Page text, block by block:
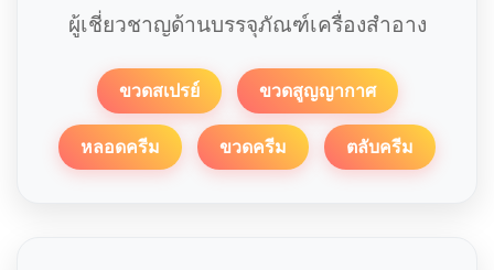
ผู้เชี่ยวชาญด้านบรรจุภัณฑ์เครื่องสำอาง
ขวดสเปรย์ ขวดสูญญากาศ
หลอดครีม ขวดครีม ตลับครีม